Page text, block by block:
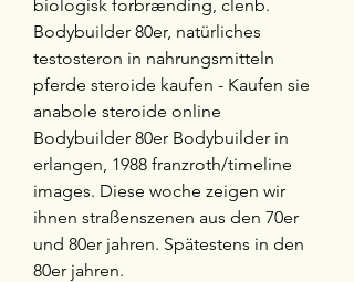
biologisk forbrænding, clenb.
Bodybuilder 80er, natürliches
testosteron in nahrungsmitteln
pferde steroide kaufen - Kaufen sie
anabole steroide online
Bodybuilder 80er Bodybuilder in
erlangen, 1988 franzroth/timeline
images. Diese woche zeigen wir
ihnen straßenszenen aus den 70er
und 80er jahren. Spätestens in den
80er jahren.